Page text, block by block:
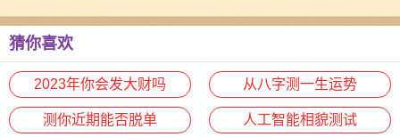
猜你喜欢
2023年你会发大财吗 从八字测一生运势
测你近期能否脱单 人工智能相貌测试